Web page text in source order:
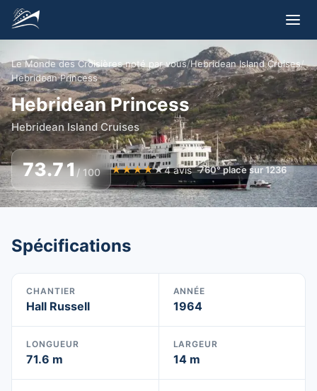
Le Monde des Croisières noté par vous/Hebridean Island Cruises/
Hebridean Princess
Hebridean Princess
Hebridean Island Cruises
73.71/ 100 ★★★★★4 avis 760°place sur1236
Spécifications
CHANTIER
Hall Russell
ANNÉE
1964
LONGUEUR
71.6 m
LARGEUR
14 m